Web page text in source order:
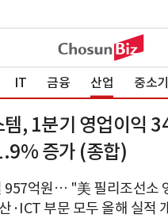
IT 금융 산업 중소
템, 1분기 영업이익
증가 (종합)
957억원… "美 필리조선소
·ICT 부문 모두 올해 실적